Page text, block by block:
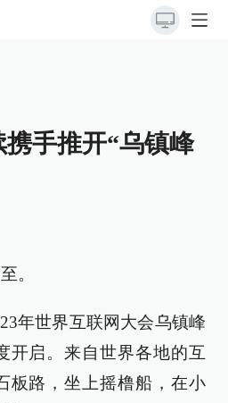
手推开“乌镇峰
。
年世界互联网大会乌镇峰
开启。来自世界各地的互
板路，坐上摇橹船，在小